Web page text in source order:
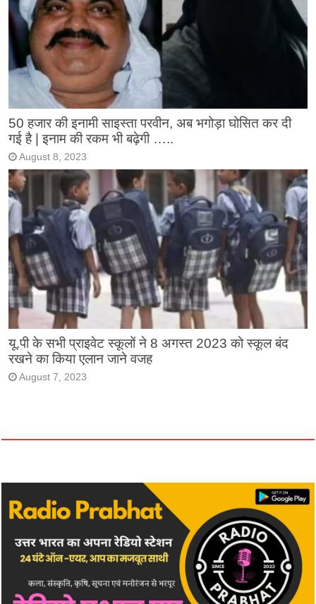
50 हजार की इनामी साइस्ता परवीन, अब भगोड़ा घोसित कर दी
गई है | इनाम की रकम भी बढ़ेगी …..
August 8, 2023
यू.पी के सभी प्राइवेट स्कूलों ने 8 अगस्त 2023 को स्कूल बंद
रखने का किया एलान जाने वजह
August 7, 2023